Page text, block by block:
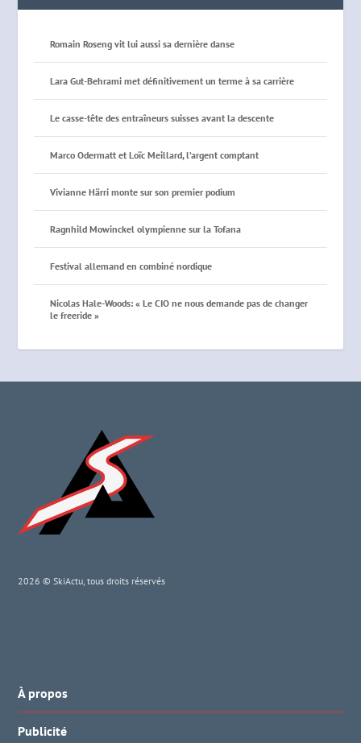
Romain Roseng vit lui aussi sa dernière danse
Lara Gut-Behrami met définitivement un terme à sa carrière
Le casse-tête des entraîneurs suisses avant la descente
Marco Odermatt et Loïc Meillard, l’argent comptant
Vivianne Härri monte sur son premier podium
Ragnhild Mowinckel olympienne sur la Tofana
Festival allemand en combiné nordique
Nicolas Hale-Woods: « Le CIO ne nous demande pas de changer
le freeride »
2026 © SkiActu, tous droits réservés
À propos
Publicité